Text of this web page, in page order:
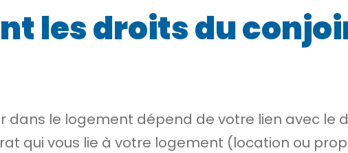
les droits du
dans le logement dépend de votre lien avec le
qui vous lie à votre logement (location ou